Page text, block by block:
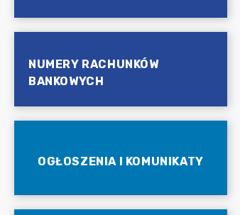
NUMERY RACHUNKÓW
BANKOWYCH
OGŁOSZENIA I KOMUNIKATY